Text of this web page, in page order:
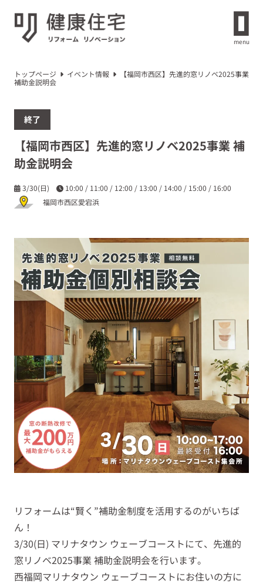
menu
トップページ イベント情報
【福岡市西区】先進的窓リノベ2025事業
補助金説明会
終了
【福岡市西区】先進的窓リノベ2025事業 補
助金説明会
3/30(日)
10:00 / 11:00 / 12:00 / 13:00 / 14:00 / 15:00 / 16:00
福岡市西区愛宕浜
リフォームは“賢く”補助金制度を活用するのがいちば
ん！
3/30(日) マリナタウン ウェーブコーストにて、先進的
窓リノベ2025事業 補助金説明会を行います。
西福岡マリナタウン ウェーブコーストにお住いの方に